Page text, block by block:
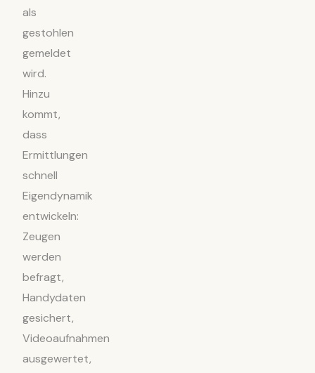
als
gestohlen
gemeldet
wird.
Hinzu
kommt,
dass
Ermittlungen
schnell
Eigendynamik
entwickeln:
Zeugen
werden
befragt,
Handydaten
gesichert,
Videoaufnahmen
ausgewertet,